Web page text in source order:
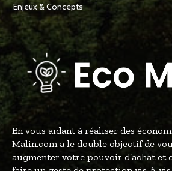
Enjeux & Concepts
En vous aidant à réaliser des
Malin.com a le double objectif de
augmenter votre pouvoir d’achat et